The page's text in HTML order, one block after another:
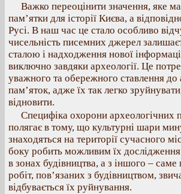
Важко переоцінити значення, яке
пам’ятки для історії Києва, а
Русі. В наш час це стало особливо
чисельність писемних джерел
сталою і надходження нової
виключно завдяки археології. Це
уважного та обережного ставлення до
пам’яток, адже їх так легко
відновити.
Специфіка охорони археологічних
полягає в тому, що культурні шари
знаходяться на території сучасного
боку робить можливим їх
в зонах будівництва, а з іншого – саме
робіт, пов’язаних з будівництвом,
відбувається їх руйнування.